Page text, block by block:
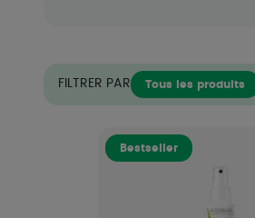
FILTRER PAR Tous les produits
Bestseller